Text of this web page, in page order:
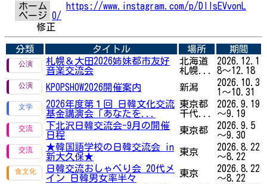
ホーム
ページ
https://www.instagram.com/p/DIIsEVvonL
O/
修正
分類 タイトル 場所
期間
札幌＆大田2026姉妹都市友好
音楽交流会
北海道
札幌...
2026.12.1
8～12.18
KPOPSHOW2026開催案内
新潟
2026.10.3
1～10.31
2026年度第１回 日韓文化交流
基金講演会「あなたを...
東京都
千代...
2026.9.19
～9.19
下北沢日韓交流会-9月の開催
日程
東京都
2026.9.5
～9.30
★韓国語学校の日韓交流会 in
新大久保★
東京
2026.8.22
～8.22
日韓交流おしゃべり会 20代メ
イン 日韓男女率半々
東京
2026.8.22
～8.22